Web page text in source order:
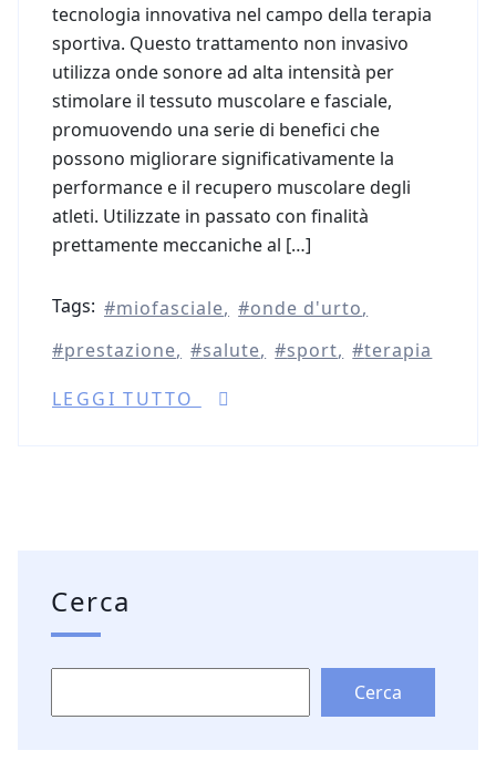
tecnologia innovativa nel campo della terapia
sportiva. Questo trattamento non invasivo
utilizza onde sonore ad alta intensità per
stimolare il tessuto muscolare e fasciale,
promuovendo una serie di benefici che
possono migliorare significativamente la
performance e il recupero muscolare degli
atleti. Utilizzate in passato con finalità
prettamente meccaniche al […]
Tags: miofasciale
onde d'urto
prestazione
salute sport
terapia
LEGGI TUTTO
Cerca
Cerca